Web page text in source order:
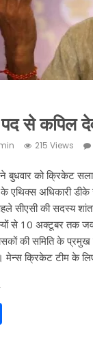
से कपिल
215 Views
बुधवार को क्रिकेट
के एथिक्स अधिकारी
सीएसी की सदस्य
से 10 अक्टूबर तक
की समिति के प्रमुख
मेन्स क्रिकेट टीम के